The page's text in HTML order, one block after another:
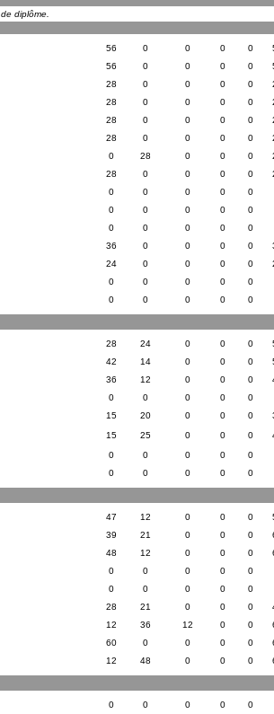
diplôme.
56 0 0 0 0
56 0 0 0 0
28 0 0 0 0
28 0 0 0 0
28 0 0 0 0
28 0 0 0 0
0 28 0 0 0
28 0 0 0 0
0 0 0 0 0
0 0 0 0 0
0 0 0 0 0
36 0 0 0 0
24 0 0 0 0
0 0 0 0 0
0 0 0 0 0
28 24 0 0 0
42 14 0 0 0
36 12 0 0 0
0 0 0 0 0
15 20 0 0 0
15 25 0 0 0
0 0 0 0 0
0 0 0 0 0
47 12 0 0 0
39 21 0 0 0
48 12 0 0 0
0 0 0 0 0
0 0 0 0 0
28 21 0 0 0
12 36 12 0 0
60 0 0 0 0
12 48 0 0 0
0 0 0 0 0